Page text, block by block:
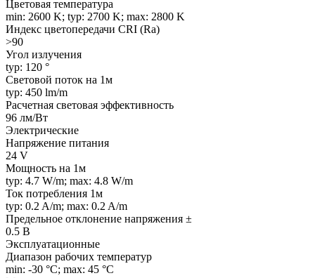
Цветовая температура
min: 2600 K; typ: 2700 K; max: 2800 K
Индекс цветопередачи CRI (Ra)
>90
Угол излучения
typ: 120 °
Световой поток на 1м
typ: 450 lm/m
Расчетная световая эффективность
96 лм/Вт
Электрические
Напряжение питания
24 V
Мощность на 1м
typ: 4.7 W/m; max: 4.8 W/m
Ток потребления 1м
typ: 0.2 A/m; max: 0.2 A/m
Предельное отклонение напряжения ±
0.5 В
Эксплуатационные
Диапазон рабочих температур
min: -30 °C; max: 45 °C